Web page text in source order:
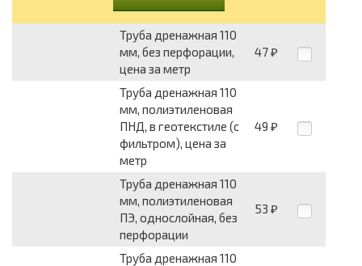
Труба дренажная 110
мм, без перфорации,
цена за метр
47 ₽
Труба дренажная 110
мм, полиэтиленовая
ПНД, в геотекстиле (с
фильтром), цена за
метр
49 ₽
Труба дренажная 110
мм, полиэтиленовая
ПЭ, однослойная, без
перфорации
53 ₽
Труба дренажная 110